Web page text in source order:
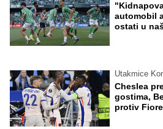
automobil
ostati u
Utakmice
Cheslea
gostima,
protiv